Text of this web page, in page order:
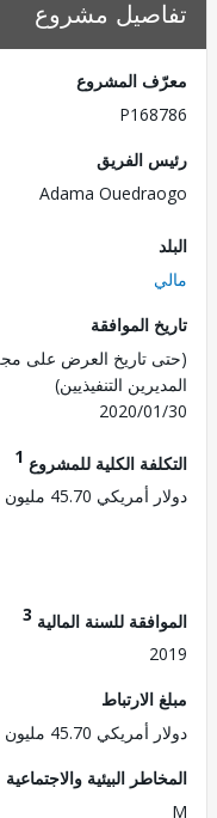
مشروع
المشروع
الفريق
Adama
الموافقة
تاريخ العرض على مجلس
التنفيذيين)
2020/
الكلية للمشروع1
45.70 مليون
للسنة المالية3
45.70 مليون
البيئية والاجتماعية